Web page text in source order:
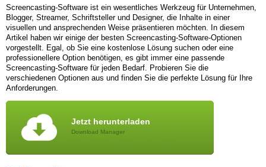
Screencasting-Software ist ein wesentliches Werkzeug für Unternehmen,
Blogger, Streamer, Schriftsteller und Designer, die Inhalte in einer
visuellen und ansprechenden Weise präsentieren möchten. In diesem
Artikel haben wir einige der besten Screencasting-Software-Optionen
vorgestellt. Egal, ob Sie eine kostenlose Lösung suchen oder eine
professionellere Option benötigen, es gibt immer eine passende
Screencasting-Software für jeden Bedarf. Probieren Sie die
verschiedenen Optionen aus und finden Sie die perfekte Lösung für Ihre
Anforderungen.
Jetzt herunterladen
Download Manager